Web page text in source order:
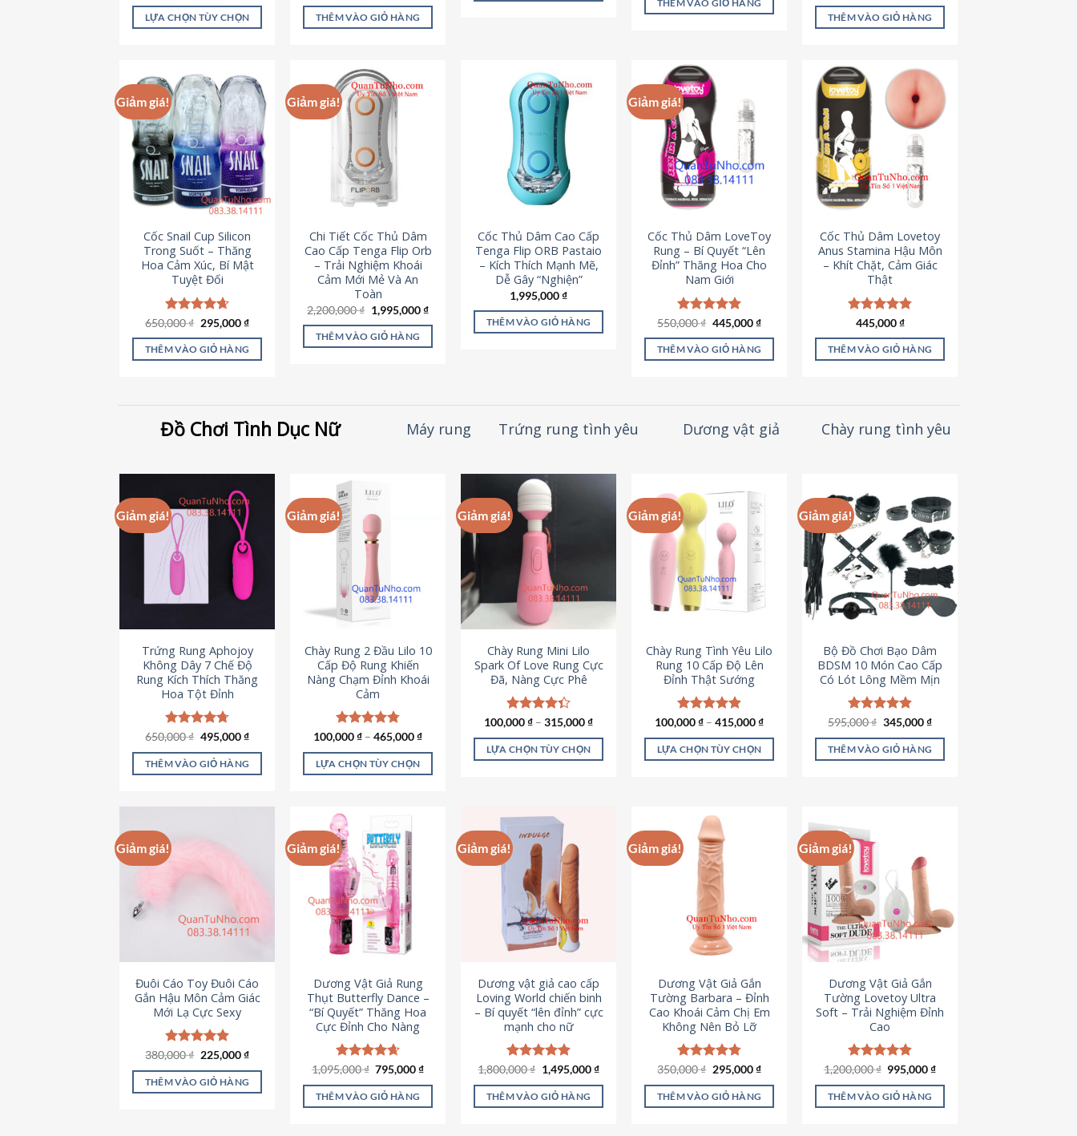
5 sao
LỰA CHỌN TÙY CHỌN
này
có
nhiều
biến
thể.
Các
tùy
chọn
thể
được
chọn
trên
trang
phẩm
5 sao là:
995,000 ₫.
tại
là:
THÊM VÀO GIỎ HÀNG
595,000 ₫.là:
THÊM VÀO GIỎ HÀNG
5 sao là:
430,000 ₫.
tại
là:
THÊM VÀO GIỎ HÀNG
Giảm giá!
Cốc Snail Cup Silicon
Trong Suốt – Thăng
Hoa Cảm Xúc, Bí Mật
Tuyệt Đối
Được xếp
hạng4.69
5 sao
650,000₫ Giá
là:
650,000 ₫.
295,000₫Giá
tại
là:
THÊM VÀO GIỎ HÀNG
Giảm giá!
Chi Tiết Cốc Thủ Dâm
Cao Cấp Tenga Flip Orb
– Trải Nghiệm Khoái
Cảm Mới Mẻ Và An
Toàn
2,200,000₫ Giá
gốc
là:
2,200,000 ₫.
1,995,000₫Giá
THÊM VÀO GIỎ HÀNG
Cốc Thủ Dâm Cao Cấp
Tenga Flip ORB Pastaio
– Kích Thích Mạnh Mẽ,
Dễ Gây “Nghiện”
1,995,000₫
THÊM VÀO GIỎ HÀNG
Giảm giá!
Cốc Thủ Dâm LoveToy
Rung – Bí Quyết “Lên
Đỉnh” Thăng Hoa Cho
Nam Giới
Được xếp
hạng5.00
5 sao
550,000₫ Giá
là:
550,000 ₫.
445,000₫Giá
tại
là:
THÊM VÀO GIỎ HÀNG
Cốc Thủ Dâm Lovetoy
Anus Stamina Hậu Môn
– Khít Chặt, Cảm Giác
Thật
Được xếp
hạng4.84
5 sao
445,000₫
THÊM VÀO GIỎ HÀNG
Đồ Chơi Tình Dục Nữ Máy rung Trứng rung tình yêu Dương vật giả Chày rung tình yêu
Giảm giá!
Trứng Rung Aphojoy
Không Dây 7 Chế Độ
Rung Kích Thích Thăng
Hoa Tột Đỉnh
Được xếp
5 sao
650,000₫ Giá
là:
650,000 ₫.
495,000₫Giá
tại
là:
THÊM VÀO GIỎ HÀNG
Giảm giá!
Chày Rung 2 Đầu Lilo 10
Cấp Độ Rung Khiến
Nàng Chạm Đỉnh Khoái
Cảm
Được xếp
5 sao
100,000₫ – 465,000₫
LỰA CHỌN TÙY CHỌN
có
nhiều
biến
thể.
Các
tùy
chọn
thể
được
chọn
trên
trang
phẩm
Giảm giá!
Chày Rung Mini Lilo
Spark Of Love Rung Cực
Đã, Nàng Cực Phê
Được xếp
5 sao
100,000₫ – 315,000₫
LỰA CHỌN TÙY CHỌN
nhiều
thể.
Các
tùy
chọn
được
chọn
trên
trang
sản
phẩm
Giảm giá!
Chày Rung Tình Yêu Lilo
Rung 10 Cấp Độ Lên
Đỉnh Thật Sướng
Được xếp
5 sao
100,000₫ – 415,000₫
LỰA CHỌN TÙY CHỌN
có
nhiều
biến
thể.
Các
tùy
chọn
có
được
chọn
trên
trang
sản
phẩm
Giảm giá!
Bộ Đồ Chơi Bạo Dâm
BDSM 10 Món Cao Cấp
Có Lót Lông Mềm Mịn
Được xếp
5 sao
595,000₫ Giá
là:
595,000 ₫.
345,000₫Giá
tại
là:
THÊM VÀO GIỎ HÀNG
Giảm giá!
Đuôi Cáo Toy Đuôi Cáo
Gắn Hậu Môn Cảm Giác
Mới Lạ Cực Sexy
Được xếp
5 sao
380,000₫ Giá
là:
380,000 ₫.
225,000₫Giá
tại
là:
THÊM VÀO GIỎ HÀNG
Giảm giá!
Dương Vật Giả Rung
Thụt Butterfly Dance –
“Bí Quyết” Thăng Hoa
Cực Đỉnh Cho Nàng
Được xếp
5 sao
1,095,000₫ Giá
là:
1,095,000 ₫.
795,000₫Giá
tại
THÊM VÀO GIỎ HÀNG
Giảm giá!
Dương vật giả cao cấp
Loving World chiến binh
– Bí quyết “lên đỉnh” cực
mạnh cho nữ
Được xếp
5 sao
1,800,000₫ Giá
gốc
là:
1,800,000 ₫.
1,495,000₫Giá
tại
THÊM VÀO GIỎ HÀNG
Giảm giá!
Dương Vật Giả Gắn
Tường Barbara – Đỉnh
Cao Khoái Cảm Chị Em
Không Nên Bỏ Lỡ
Được xếp
5 sao
350,000₫ Giá
là:
350,000 ₫.
295,000₫Giá
tại
là:
THÊM VÀO GIỎ HÀNG
Giảm giá!
Dương Vật Giả Gắn
Tường Lovetoy Ultra
Soft – Trải Nghiệm Đỉnh
Cao
Được xếp
5 sao
1,200,000₫ Giá
là:
1,200,000 ₫.
995,000₫Giá
tại
THÊM VÀO GIỎ HÀNG